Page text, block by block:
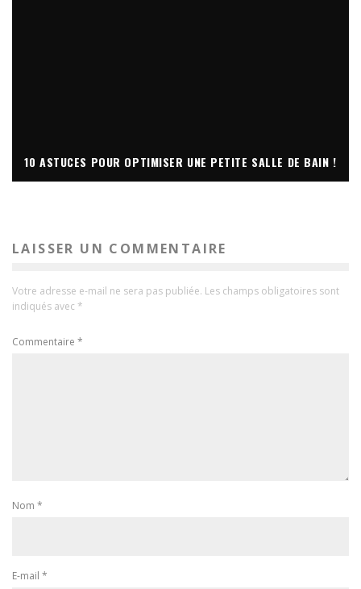
10 ASTUCES POUR OPTIMISER UNE PETITE SALLE DE BAIN !
LAISSER UN COMMENTAIRE
Votre adresse e-mail ne sera pas publiée. Les champs obligatoires sont
indiqués avec *
Commentaire *
Nom *
E-mail *